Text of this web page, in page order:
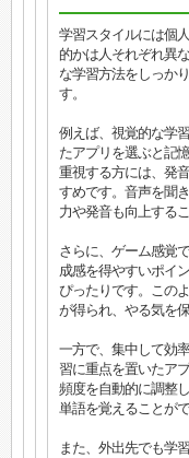
学習スタイルには個
的かは人それぞれ異
な学習方法をしっか
す。
例えば、視覚的な学
たアプリを選ぶと記
重視する方には、発
すめです。音声を聞
力や発音も向上する
さらに、ゲーム感覚
成感を得やすいポイ
ぴったりです。この
が得られ、やる気を
一方で、集中して効
習に重点を置いたア
頻度を自動的に調整
単語を覚えることがで
また、外出先でも学